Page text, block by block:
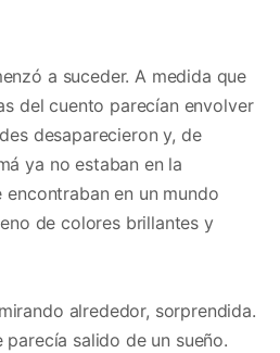
a suceder. A medida que
del cuento parecían envolver
desaparecieron y, de
ya no estaban en la
en un mundo
de colores brillantes y
alrededor, sorprendida.
parecía salido de un sueño.